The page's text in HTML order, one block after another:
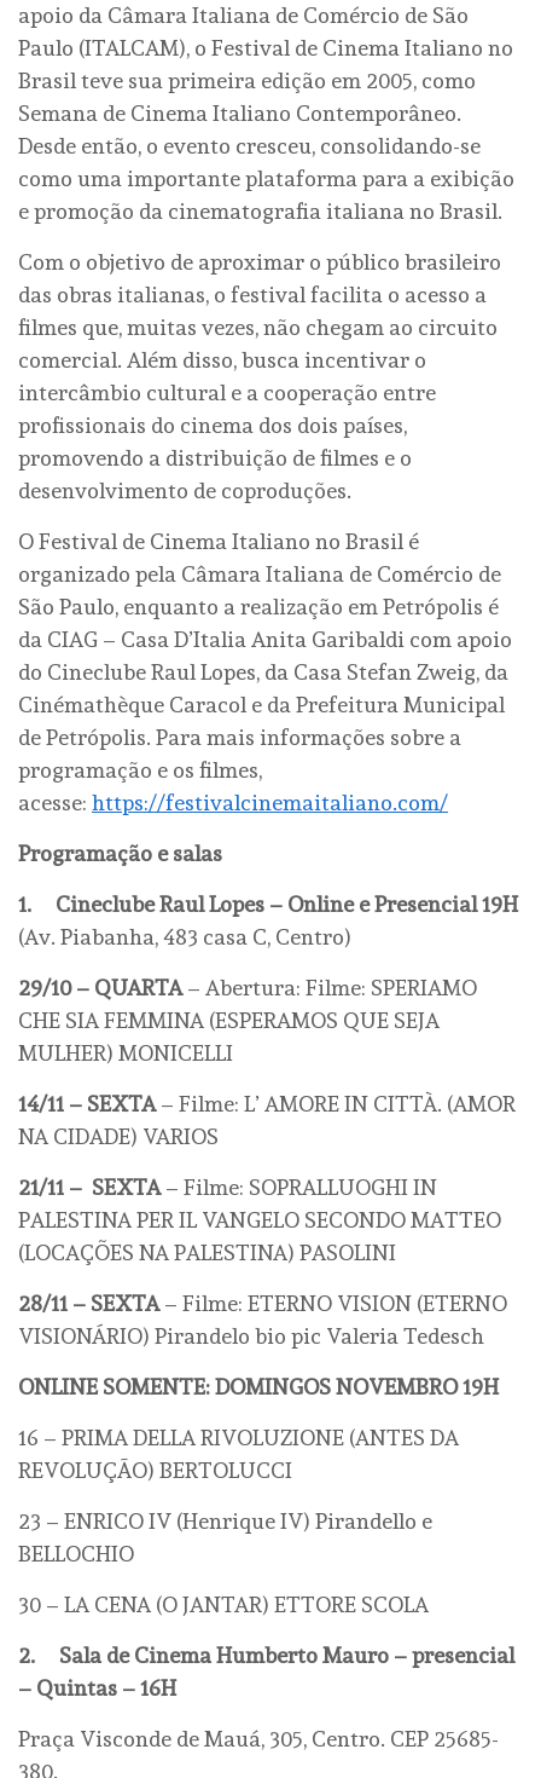
apoio da Câmara Italiana de Comércio de São
Paulo (ITALCAM), o Festival de Cinema Italiano no
Brasil teve sua primeira edição em 2005, como
Semana de Cinema Italiano Contemporâneo.
Desde então, o evento cresceu, consolidando-se
como uma importante plataforma para a exibição
e promoção da cinematografia italiana no Brasil.
Com o objetivo de aproximar o público brasileiro
das obras italianas, o festival facilita o acesso a
filmes que, muitas vezes, não chegam ao circuito
comercial. Além disso, busca incentivar o
intercâmbio cultural e a cooperação entre
profissionais do cinema dos dois países,
promovendo a distribuição de filmes e o
desenvolvimento de coproduções.
O Festival de Cinema Italiano no Brasil é
organizado pela Câmara Italiana de Comércio de
São Paulo, enquanto a realização em Petrópolis é
da CIAG – Casa D’Italia Anita Garibaldi com apoio
do Cineclube Raul Lopes, da Casa Stefan Zweig, da
Cinémathèque Caracol e da Prefeitura Municipal
de Petrópolis. Para mais informações sobre a
programação e os filmes,
acesse: https://festivalcinemaitaliano.com/
Programação e salas
1. Cineclube Raul Lopes – Online e Presencial 19H
(Av. Piabanha, 483 casa C, Centro)
29/10 – QUARTA– Abertura: Filme: SPERIAMO
CHE SIA FEMMINA (ESPERAMOS QUE SEJA
MULHER) MONICELLI
14/11 – SEXTA– Filme: L’ AMORE IN CITTÀ. (AMOR
NA CIDADE) VARIOS
21/11 – SEXTA– Filme: SOPRALLUOGHI IN
PALESTINA PER IL VANGELO SECONDO MATTEO
(LOCAÇÕES NA PALESTINA) PASOLINI
28/11 – SEXTA– Filme: ETERNO VISION (ETERNO
VISIONÁRIO) Pirandelo bio pic Valeria Tedesch
ONLINE SOMENTE: DOMINGOS NOVEMBRO 19H
16 – PRIMA DELLA RIVOLUZIONE (ANTES DA
REVOLUÇÃO) BERTOLUCCI
23 – ENRICO IV (Henrique IV) Pirandello e
BELLOCHIO
30 – LA CENA (O JANTAR) ETTORE SCOLA
2. Sala de Cinema Humberto Mauro – presencial
– Quintas – 16H
Praça Visconde de Mauá, 305, Centro. CEP 25685-
380.